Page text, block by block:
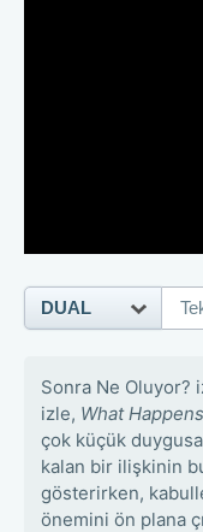
Sonra Ne Oluyor?
izle, What
çok küçük
kalan bir ilişkinin
gösterirken,
önemini ön plana
DUAL